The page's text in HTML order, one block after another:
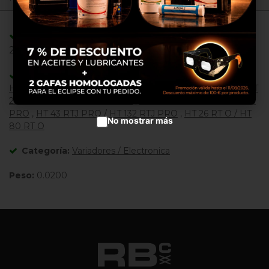
Adaptable/Compatible con Referencias:
2901001850 ,
Adaptable/Compatible con Máquinas:
HT 21 RT O,HT 21 RT PRO,HT 23 RTJ O / HT 67 RTJ O,HT
23 RTJ PRO / HT 67 RTJ PRO
HT 28 RTJ PRO / HT 85 RTJ
PRO
HT 43 RTJ PRO / HT 132 RTJ PRO
HT 26 RT O / HT
80 RT O
Categoría: Variadores / Electronica
Peso: 0.0200
publicitarios.
Aceptar cookies
No mostrar más